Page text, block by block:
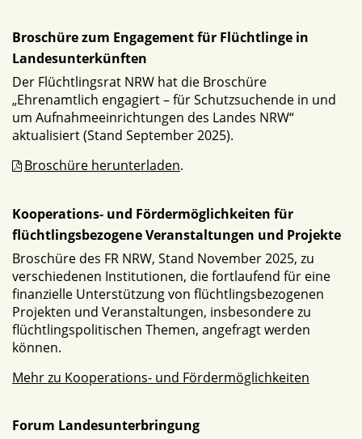
Broschüre zum Engagement für Flüchtlinge in
Landesunterkünften
Der Flüchtlingsrat NRW hat die Broschüre
„Ehrenamtlich engagiert – für Schutzsuchende in und
um Aufnahmeeinrichtungen des Landes NRW“
aktualisiert (Stand September 2025).
Broschüre herunterladen.
Kooperations- und Fördermöglichkeiten für
flüchtlingsbezogene Veranstaltungen und Projekte
Broschüre des FR NRW, Stand November 2025, zu
verschiedenen Institutionen, die fortlaufend für eine
finanzielle Unterstützung von flüchtlingsbezogenen
Projekten und Veranstaltungen, insbesondere zu
flüchtlingspolitischen Themen, angefragt werden
können.
Mehr zu Kooperations- und Fördermöglichkeiten
Forum Landesunterbringung